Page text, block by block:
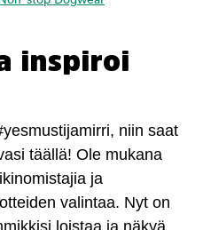
inspiroi
niin saat
täällä! Ole mukana
ja
valintaa. Nyt on
loistaa ja näkyä